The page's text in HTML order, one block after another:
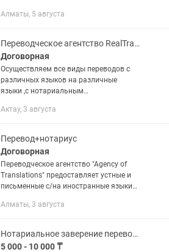
выписки, доверенности, заявления,
Алматы, 5 августа
Переводческое агентство RealTranslation
Договорная
Осуществляем все виды переводов с
различных языков на различные
языки ,с нотариальным
нотариусами г.Актау и г.Жанаозен.
Актау, 3 августа
Перевод+нотариус
Договорная
Переводческое агентство "Agency of
Translations" предоставляет устные и
письменные с/на иностранные языки
дипломированные переводчики
сложности и...
Алматы, 3 августа
Нотариальное заверение переводов
5 000 - 10 000 ₸